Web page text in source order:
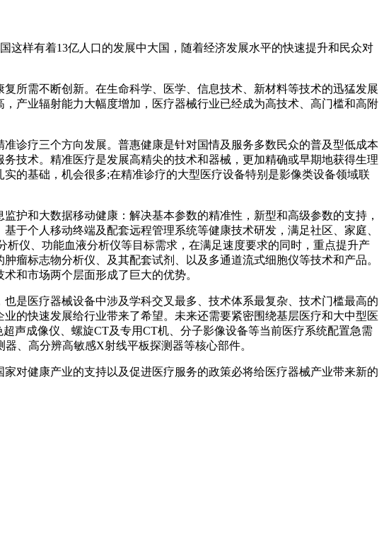
样有着13亿人口的发展中大国，随着经济发展水平的快速提升和民众对
需不断创新。在生命科学、医学、信息技术、新材料等技术的迅猛发展
产业辐射能力大幅度增加，医疗器械行业已经成为高技术、高门槛和高附
疗三个方向发展。普惠健康是针对国情及服务多数民众的普及型低成本
技术。精准医疗是发展高精尖的技术和器械，更加精确或早期地获得生理
的基础，机会很多;在精准诊疗的大型医疗设备特别是影像类设备领域联
和大数据移动健康：解决基本参数的精准性，新型和高级参数的支持，
于个人移动终端及配套远程管理系统等健康技术研发，满足社区、家庭、
仪、功能血液分析仪等目标需求，在满足速度要求的同时，重点提升产
瘤标志物分析仪、及其配套试剂、以及多通道流式细胞仪等技术和产品。
和市场两个层面形成了巨大的优势。
医疗器械设备中涉及学科交叉最多、技术体系最复杂、技术门槛最高的
的快速发展给行业带来了希望。未来还需要紧密围绕基层医疗和大中型医
声成像仪、螺旋CT及专用CT机、分子影像设备等当前医疗系统配置急需
、高分辨高敏感X射线平板探测器等核心部件。
健康产业的支持以及促进医疗服务的政策必将给医疗器械产业带来新的